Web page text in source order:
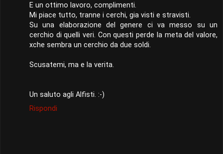
E un ottimo lavoro, complimenti.
Mi piace tutto, tranne i cerchi, gia visti e stravisti.
Su una elaborazione del genere ci va messo su un
cerchio di quelli veri. Con questi perde la meta del valore,
xche sembra un cerchio da due soldi.
Scusatemi, ma e la verita.
Un saluto agli Alfisti. :-)
Rispondi